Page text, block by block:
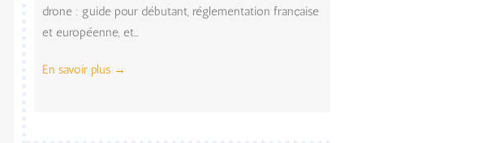
drone : guide pour débutant, réglementation française
et européenne, et…
En savoir plus →